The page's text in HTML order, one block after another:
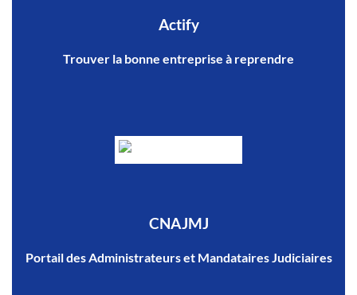
Actify
Trouver la bonne entreprise à reprendre
CNAJMJ
Portail des Administrateurs et Mandataires Judiciaires